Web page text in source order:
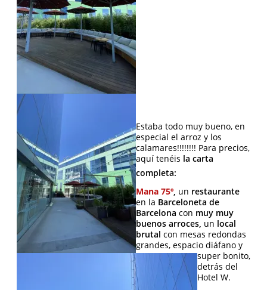
Estaba todo muy bueno, en
especial el arroz y los
calamares!!!!!!!! Para precios,
aquí tenéis la carta
completa:
Mana 75º, un restaurante
en la Barceloneta de
Barcelona con muy muy
buenos arroces, un local
brutal con mesas redondas
grandes, espacio diáfano y
super bonito,
detrás del
Hotel W.